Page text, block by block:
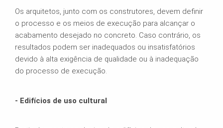
Os arquitetos, junto com os construtores, devem definir
o processo e os meios de execução para alcançar o
acabamento desejado no concreto. Caso contrário, os
resultados podem ser inadequados ou insatisfatórios
devido à alta exigência de qualidade ou à inadequação
do processo de execução.
- Edifícios de uso cultural